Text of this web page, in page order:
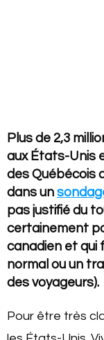
Plus de 2,3
aux États-Unis
des Québécois
dans un
pas justifié du
certainement
canadien et qui
normal ou un
des voyageurs).
Pour être très